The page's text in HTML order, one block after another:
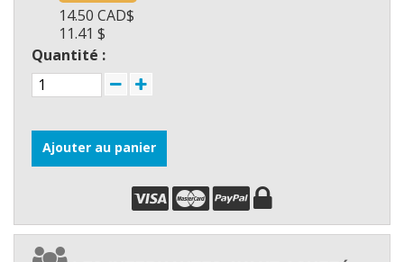
14.50 CAD$
11.41 $
Quantité :
Ajouter au panier